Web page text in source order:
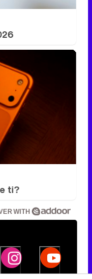
ti?
WITH